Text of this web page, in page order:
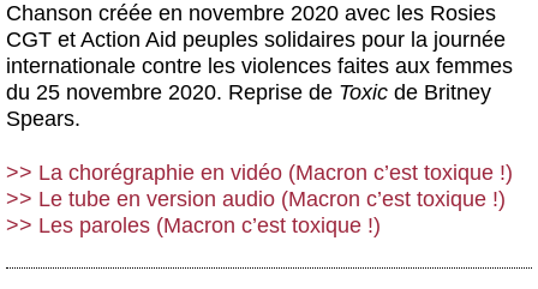
Chanson créée en novembre 2020 avec les Rosies
CGT et Action Aid peuples solidaires pour la journée
internationale contre les violences faites aux femmes
du 25 novembre 2020. Reprise de Toxic de Britney
Spears.
>> La chorégraphie en vidéo (Macron c’est toxique !)
>> Le tube en version audio (Macron c’est toxique !)
>> Les paroles (Macron c’est toxique !)